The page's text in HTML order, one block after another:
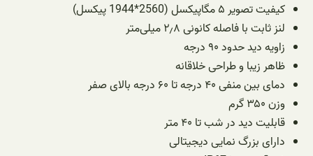
کیفیت تصویر ۵ مگاپیکسل (2560*1944 پیکسل)
لنز ثابت با فاصله کانونی ۲٫۸ میلی‌متر
زاویه دید حدود ۹۰ درجه
ظاهر زیبا و طراحی خلاقانه
دمای بین منفی ۴۰ درجه تا ۶۰ درجه بالای صفر
وزن ۳۵۰ گرم
قابلیت دید در شب تا ۴۰ متر
دارای بزرگ نمایی دیجیتالی